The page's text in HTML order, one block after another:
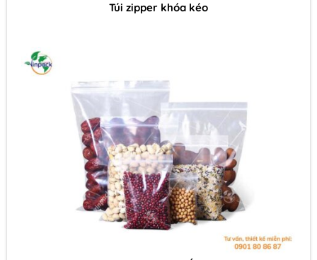
Túi zipper khóa kéo